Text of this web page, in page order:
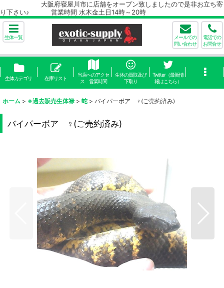
大阪府寝屋川市に店舗をオープン致しましたので是非お立ち寄
り下さい♪ 営業時間 水木金土日14時～20時
生体一覧
メールでの
問い合わせ
電話での
お問合せ
生体カテゴリ 在庫リスト
当店へのアクセ
ス 営業時間
生体の買取及び
下取り
Twitter（最新情
報はこちら）
ホーム > ※過去販売生体禄 > 蛇 > バイパーボア ♀(ご売約済み)
バイパーボア ♀(ご売約済み)